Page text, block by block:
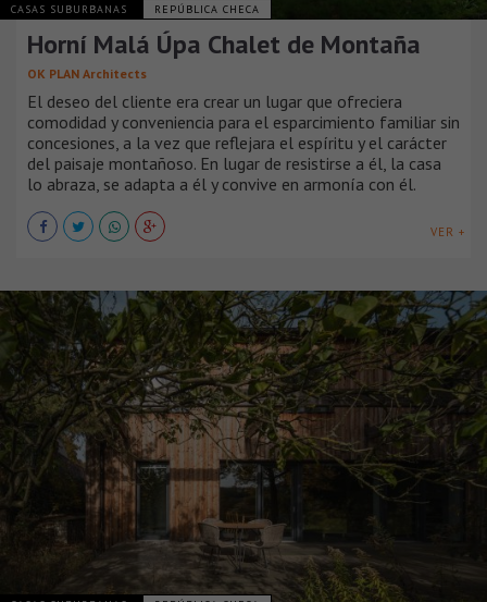
CASAS SUBURBANAS REPÚBLICA CHECA
Horní Malá Úpa Chalet de Montaña
OK PLAN Architects
El deseo del cliente era crear un lugar que ofreciera
comodidad y conveniencia para el esparcimiento familiar sin
concesiones, a la vez que reflejara el espíritu y el carácter
del paisaje montañoso. En lugar de resistirse a él, la casa
lo abraza, se adapta a él y convive en armonía con él.
VER +